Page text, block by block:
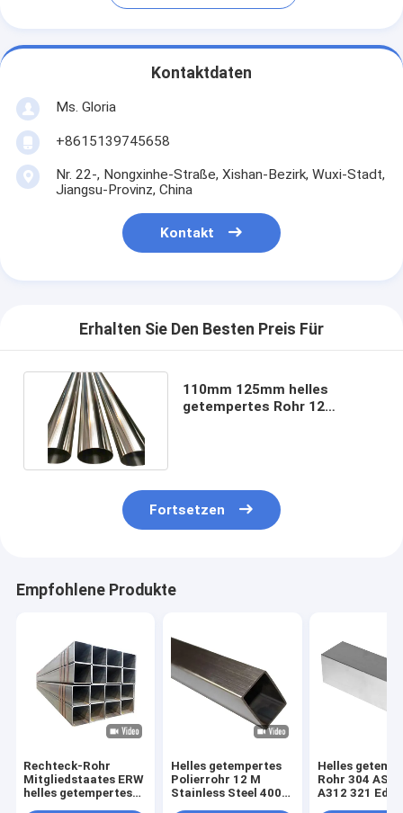
Kontaktdaten
Ms. Gloria
+8615139745658
Nr. 22-, Nongxinhe-Straße, Xishan-Bezirk, Wuxi-Stadt,
Jiangsu-Provinz, China
Kontakt
Erhalten Sie Den Besten Preis Für
110mm 125mm helles
getempertes Rohr 12
Fortsetzen
Empfohlene Produkte
Rechteck-Rohr
Mitgliedstaates ERW
helles getempertes
Helles getempertes
Polierrohr 12 M
Stainless Steel 400#
Helles
Rohr 304
A312 321